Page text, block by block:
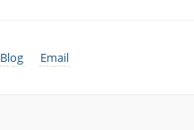
Blog Email